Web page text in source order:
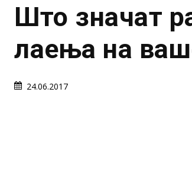
Што значат
лаења на
24.06.2017